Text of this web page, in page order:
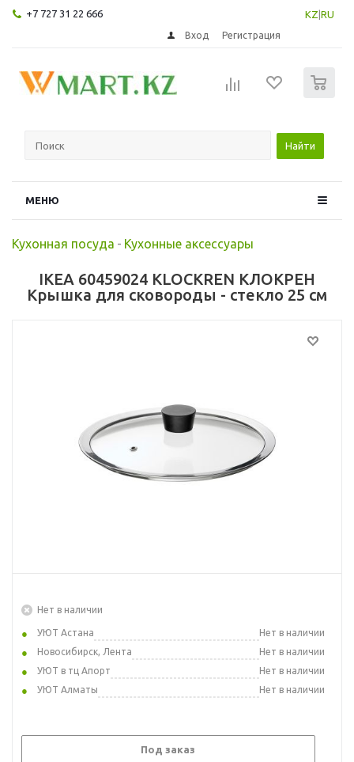
+7 727 31 22 666 KZ RU
Вход Регистрация
Найти
МЕНЮ
Кухонная посуда - Кухонные аксессуары
IKEA 60459024 KLOCKREN КЛОКРЕН
Крышка для сковороды - стекло 25 см
Нет в наличии
УЮТ Астана
Нет в наличии
Новосибирск, Лента
Нет в наличии
УЮТ в тц Апорт
Нет в наличии
УЮТ Алматы
Нет в наличии
Под заказ